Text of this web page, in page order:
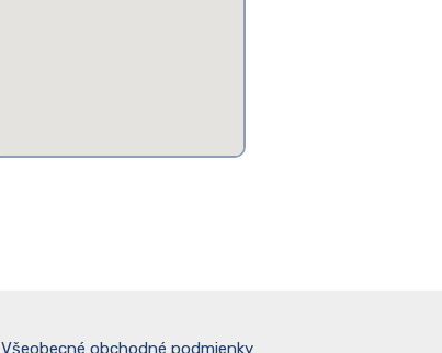
Všeobecné obchodné podmienky